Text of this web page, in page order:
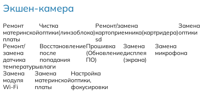
Экшен-камера
Ремонт
материнской
платы
Чистка
оптики(линзоблока)
Ремонт/замена
картоприемника(картридера)
sd
Замена
оптики
Ремонт/
замена
датчика
температуры
Восстановление
после
попадания
влаги
Прошивка
(Обновление
ПО)
Замена
дисплея
(экрана)
Замена
микрофона
Замена
модуля
Wi-Fi
Замена
материнской
платы
Настройка
оптики,
фокусировки